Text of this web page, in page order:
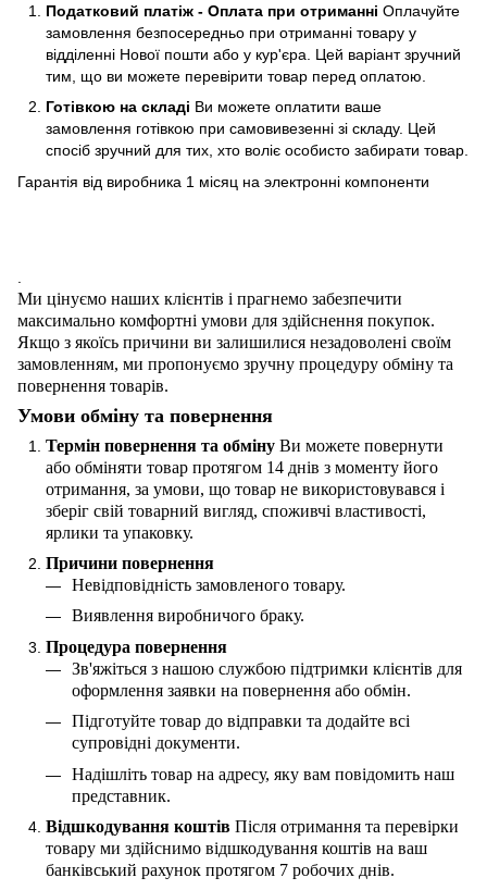
Податковий платіж - Оплата при отриманні Оплачуйте
замовлення безпосередньо при отриманні товару у
відділенні Нової пошти або у кур'єра. Цей варіант зручний
тим, що ви можете перевірити товар перед оплатою.
Готівкою на складі Ви можете оплатити ваше
замовлення готівкою при самовивезенні зі складу. Цей
спосіб зручний для тих, хто воліє особисто забирати товар.
Гарантія від виробника 1 місяц на электроннi компоненти
Ми цінуємо наших клієнтів і прагнемо забезпечити
максимально комфортні умови для здійснення покупок.
Якщо з якоїсь причини ви залишилися незадоволені своїм
замовленням, ми пропонуємо зручну процедуру обміну та
повернення товарів.
Умови обміну та повернення
Термін повернення та обміну Ви можете повернути
або обміняти товар протягом 14 днів з моменту його
отримання, за умови, що товар не використовувався і
зберіг свій товарний вигляд, споживчі властивості,
ярлики та упаковку.
Причини повернення
Невідповідність замовленого товару.
Виявлення виробничого браку.
Процедура повернення
Зв'яжіться з нашою службою підтримки клієнтів для
оформлення заявки на повернення або обмін.
Підготуйте товар до відправки та додайте всі
супровідні документи.
Надішліть товар на адресу, яку вам повідомить наш
представник.
Відшкодування коштів Після отримання та перевірки
товару ми здійснимо відшкодування коштів на ваш
банківський рахунок протягом 7 робочих днів.